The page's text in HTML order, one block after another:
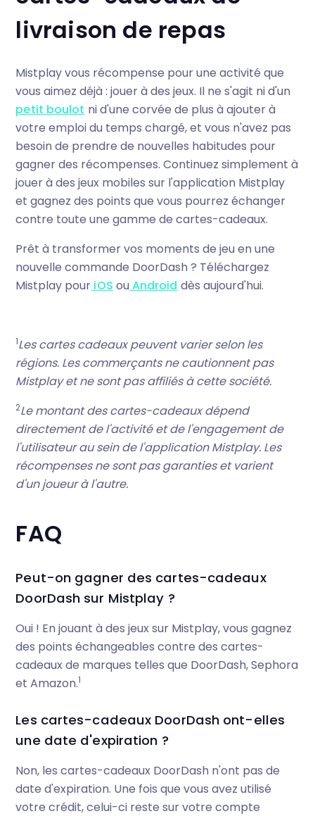
livraison de repas
Mistplay vous récompense pour une activité que
vous aimez déjà : jouer à des jeux. Il ne s'agit ni d'un
petit boulot ni d'une corvée de plus à ajouter à
votre emploi du temps chargé, et vous n'avez pas
besoin de prendre de nouvelles habitudes pour
gagner des récompenses. Continuez simplement à
jouer à des jeux mobiles sur l'application Mistplay
et gagnez des points que vous pourrez échanger
contre toute une gamme de cartes-cadeaux.
Prêt à transformer vos moments de jeu en une
nouvelle commande DoorDash ? Téléchargez
Mistplay pour iOS ou Android dès aujourd'hui.
1Les cartes cadeaux peuvent varier selon les
régions. Les commerçants ne cautionnent pas
Mistplay et ne sont pas affiliés à cette société.
2Le montant des cartes-cadeaux dépend
directement de l'activité et de l'engagement de
l'utilisateur au sein de l'application Mistplay. Les
récompenses ne sont pas garanties et varient
d'un joueur à l'autre.
FAQ
Peut-on gagner des cartes-cadeaux
DoorDash sur Mistplay ?
Oui ! En jouant à des jeux sur Mistplay, vous gagnez
des points échangeables contre des cartes-
cadeaux de marques telles que DoorDash, Sephora
et Amazon.1
Les cartes-cadeaux DoorDash ont-elles
une date d'expiration ?
Non, les cartes-cadeaux DoorDash n'ont pas de
date d'expiration. Une fois que vous avez utilisé
votre crédit, celui-ci reste sur votre compte